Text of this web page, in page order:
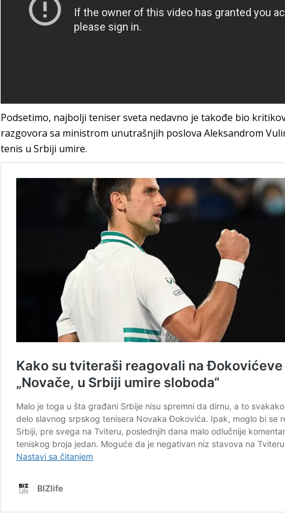
Podsetimo, najbolji teniser sveta nedavno je takođe bio
razgovora sa ministrom unutrašnjih poslova Aleksandrom
tenis u Srbiji umire.